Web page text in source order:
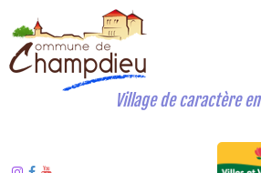
Village de caractère